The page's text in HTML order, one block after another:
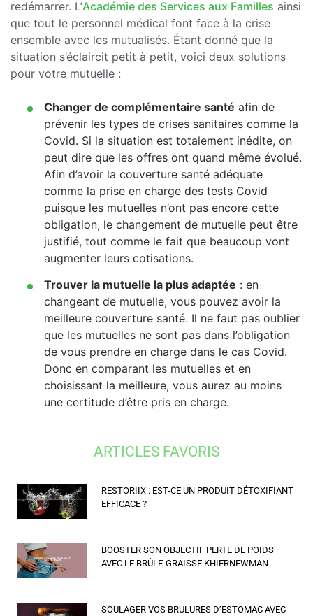
redémarrer. L’Académie des Services aux Familles ainsi
que tout le personnel médical font face à la crise
ensemble avec les mutualisés. Étant donné que la
situation s’éclaircit petit à petit, voici deux solutions
pour votre mutuelle :
Changer de complémentaire santé afin de
prévenir les types de crises sanitaires comme la
Covid. Si la situation est totalement inédite, on
peut dire que les offres ont quand même évolué.
Afin d’avoir la couverture santé adéquate
comme la prise en charge des tests Covid
puisque les mutuelles n’ont pas encore cette
obligation, le changement de mutuelle peut être
justifié, tout comme le fait que beaucoup vont
augmenter leurs cotisations.
Trouver la mutuelle la plus adaptée : en
changeant de mutuelle, vous pouvez avoir la
meilleure couverture santé. Il ne faut pas oublier
que les mutuelles ne sont pas dans l’obligation
de vous prendre en charge dans le cas Covid.
Donc en comparant les mutuelles et en
choisissant la meilleure, vous aurez au moins
une certitude d’être pris en charge.
ARTICLES FAVORIS
RESTORIIX : EST-CE UN PRODUIT DÉTOXIFIANT
EFFICACE ?
BOOSTER SON OBJECTIF PERTE DE POIDS
AVEC LE BRÛLE-GRAISSE KHIERNEWMAN
SOULAGER VOS BRULURES D’ESTOMAC AVEC